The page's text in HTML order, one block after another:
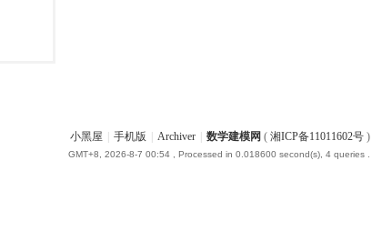
小黑屋 手机版 Archiver 数学建模网 ( 湘ICP备11011602号)
GMT+8, 2026-8-7 00:54, Processed in 0.018600 second(s), 4 queries .